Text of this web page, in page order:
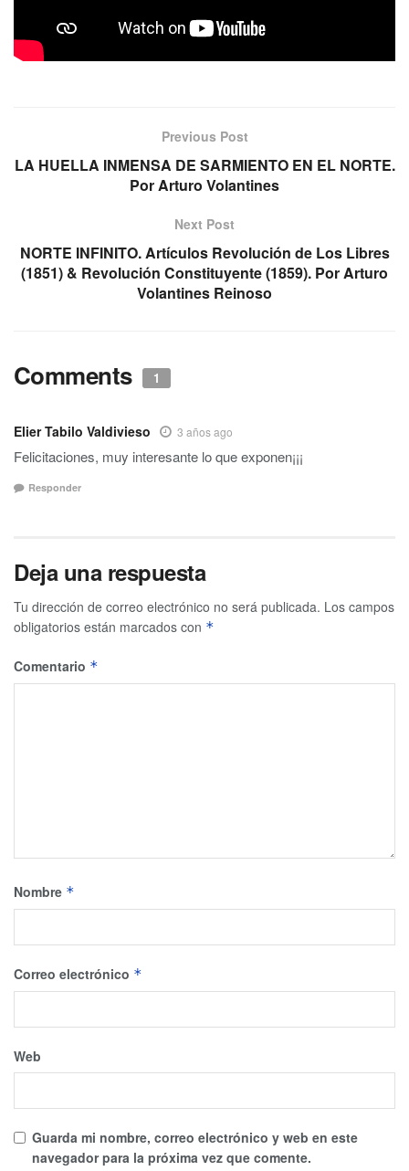
Previous Post
LA HUELLA INMENSA DE SARMIENTO EN EL NORTE.
Por Arturo Volantines
Next Post
NORTE INFINITO. Artículos Revolución de Los Libres
(1851) & Revolución Constituyente (1859). Por Arturo
Volantines Reinoso
Comments 1
Elier Tabilo Valdivieso 3 años ago
Felicitaciones, muy interesante lo que exponen¡¡¡
Responder
Deja una respuesta
Tu dirección de correo electrónico no será publicada. Los campos
obligatorios están marcados con *
Comentario *
Nombre *
Correo electrónico *
Web
Guarda mi nombre, correo electrónico y web en este
navegador para la próxima vez que comente.